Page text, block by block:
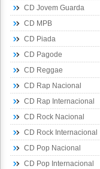
CD Jovem Guarda
CD MPB
CD Piada
CD Pagode
CD Reggae
CD Rap Nacional
CD Rap Internacional
CD Rock Nacional
CD Rock Internacional
CD Pop Nacional
CD Pop Internacional